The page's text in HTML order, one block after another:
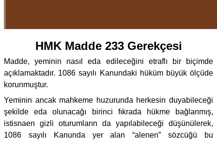
HMK Madde 233 Gerekçesi
Madde, yeminin nasıl eda edileceğini etraflı bir biçimde
açıklamaktadır. 1086 sayılı Kanundaki hüküm büyük ölçüde
korunmuştur.
Yeminin ancak mahkeme huzurunda herkesin duyabileceği
şekilde eda olunacağı birinci fıkrada hükme bağlanmış,
istisnaen gizli oturumların da yapılabileceği düşünülerek,
1086 sayılı Kanunda yer alan “alenen” sözcüğü bu